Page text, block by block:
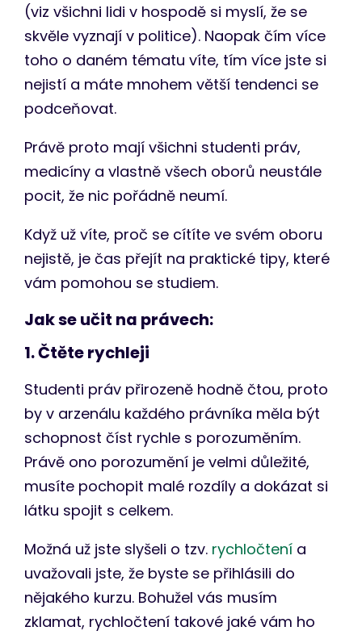
(viz všichni lidi v hospodě si myslí, že se
skvěle vyznají v politice). Naopak čím více
toho o daném tématu víte, tím více jste si
nejistí a máte mnohem větší tendenci se
podceňovat.
Právě proto mají všichni studenti práv,
medicíny a vlastně všech oborů neustále
pocit, že nic pořádně neumí.
Když už víte, proč se cítíte ve svém oboru
nejistě, je čas přejít na praktické tipy, které
vám pomohou se studiem.
Jak se učit na právech:
1. Čtěte rychleji
Studenti práv přirozeně hodně čtou, proto
by v arzenálu každého právníka měla být
schopnost číst rychle s porozuměním.
Právě ono porozumění je velmi důležité,
musíte pochopit malé rozdíly a dokázat si
látku spojit s celkem.
Možná už jste slyšeli o tzv. rychločtení a
uvažovali jste, že byste se přihlásili do
nějakého kurzu. Bohužel vás musím
zklamat, rychločtení takové jaké vám ho